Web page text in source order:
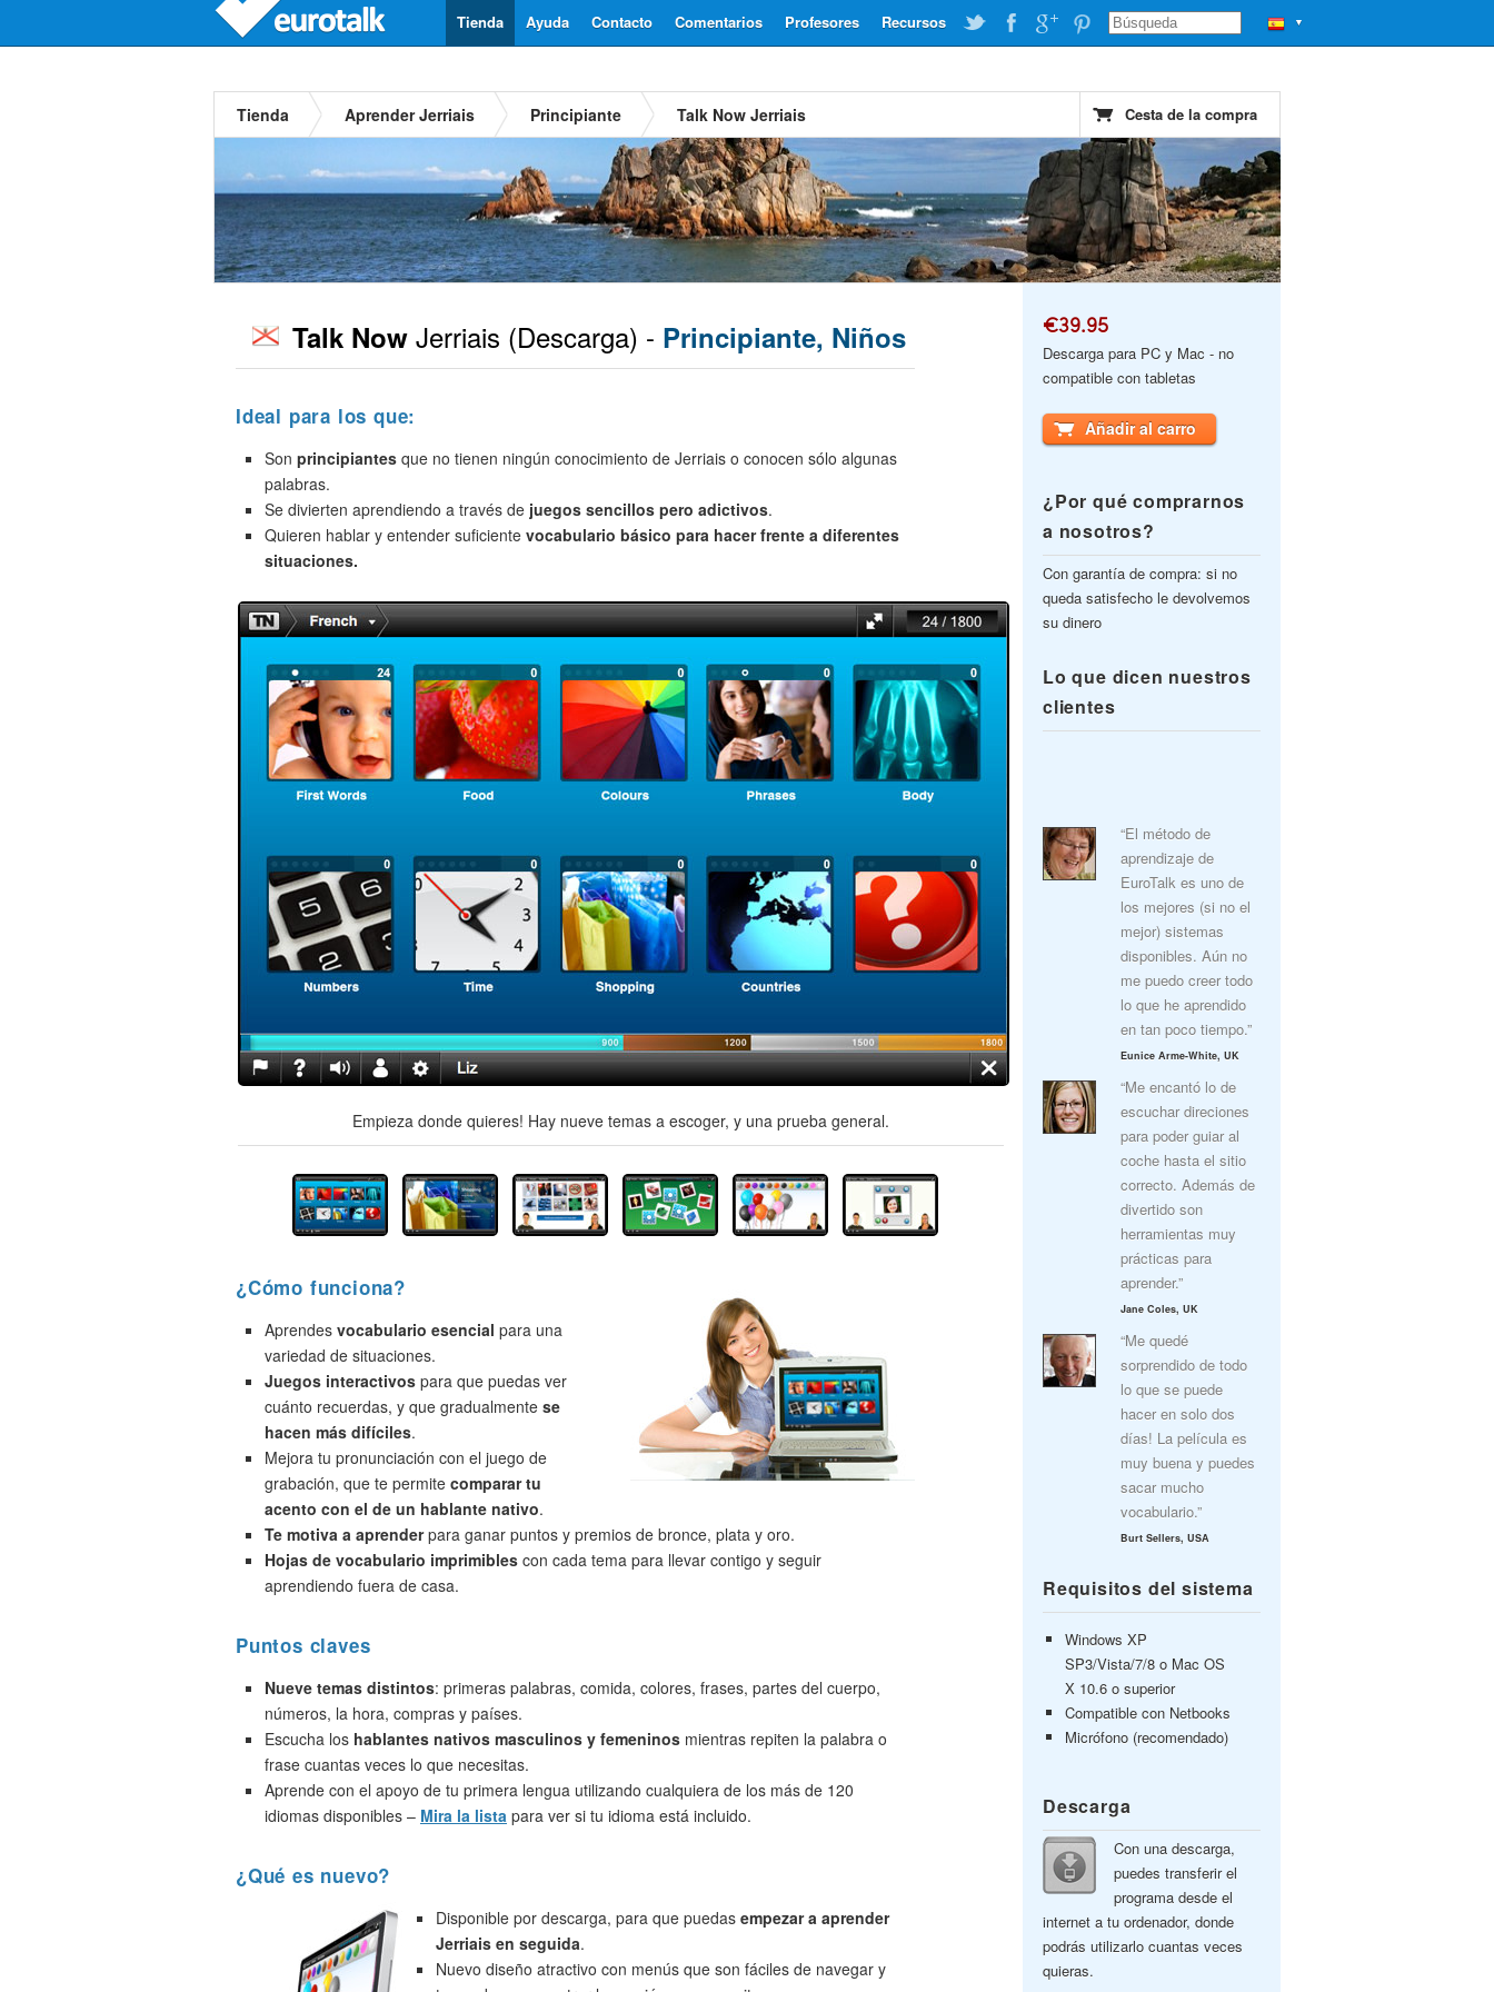
▼
Recursos
Profesores
Comentarios
Contacto
Ayuda
Tienda
Tienda Aprender Jerriais Principiante Talk Now Jerriais Cesta de la compra
Talk Now Jerriais (Descarga) - Principiante, Niños
Ideal para los que:
Son principiantes que no tienen ningún conocimiento de Jerriais o conocen sólo algunas
palabras.
Se divierten aprendiendo a través de juegos sencillos pero adictivos.
Quieren hablar y entender suficiente vocabulario básico para hacer frente a diferentes
situaciones.
Empieza donde quieres! Hay nueve temas a escoger, y una prueba general.
¿Cómo funciona?
Aprendes vocabulario esencial para una
variedad de situaciones.
Juegos interactivos para que puedas ver
cuánto recuerdas, y que gradualmente se
hacen más difíciles.
Mejora tu pronunciación con el juego de
grabación, que te permite comparar tu
acento con el de un hablante nativo.
Te motiva a aprenderpara ganar puntos y premios de bronce, plata y oro.
Hojas de vocabulario imprimibles con cada tema para llevar contigo y seguir
aprendiendo fuera de casa.
Puntos claves
Nueve temas distintos: primeras palabras, comida, colores, frases, partes del cuerpo,
números, la hora, compras y países.
Escucha los hablantes nativos masculinos y femeninos mientras repiten la palabra o
frase cuantas veces lo que necesitas.
Aprende con el apoyo de tu primera lengua utilizando cualquiera de los más de 120
idiomas disponibles – Mira la lista para ver si tu idioma está incluido.
¿Qué es nuevo?
Disponible por descarga, para que puedas empezar a aprender
Jerriais en seguida.
Nuevo diseño atractivo con menús que son fáciles de navegar y
€39.95
Descarga para PC y Mac - no
compatible con tabletas
Añadir al carro
¿Por qué comprarnos
a nosotros?
Con garantía de compra: si no
queda satisfecho le devolvemos
su dinero
Lo que dicen nuestros
clientes
“El método de
aprendizaje de
EuroTalk es uno de
los mejores (si no el
mejor) sistemas
disponibles. Aún no
me puedo creer todo
lo que he aprendido
en tan poco tiempo.”
Eunice Arme-White, UK
“Me encantó lo de
escuchar direciones
para poder guiar al
coche hasta el sitio
correcto. Además de
divertido son
herramientas muy
prácticas para
aprender.”
Jane Coles, UK
“Me quedé
sorprendido de todo
lo que se puede
hacer en solo dos
días! La película es
muy buena y puedes
sacar mucho
vocabulario.”
Burt Sellers, USA
Requisitos del sistema
Windows XP
SP3/Vista/7/8 o Mac OS
X 10.6 o superior
Compatible con Netbooks
Micrófono (recomendado)
Descarga
Con una descarga,
puedes transferir el
programa desde el
internet a tu ordenador, donde
podrás utilizarlo cuantas veces
quieras.